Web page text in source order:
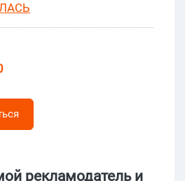
рекламодатель и